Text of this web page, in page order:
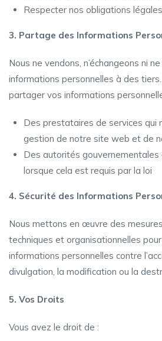
Respecter nos obligations
3. Partage des Informations
Nous ne vendons, n’échangeons ni
informations personnelles à des
partager vos informations
Des prestataires de services qui
gestion de notre site web et de
Des autorités gouvernementales
lorsque cela est requis par la loi
4. Sécurité des Informations
Nous mettons en œuvre des
techniques et organisationnelles
informations personnelles contre
divulgation, la modification ou la
5. Vos Droits
Vous avez le droit de :